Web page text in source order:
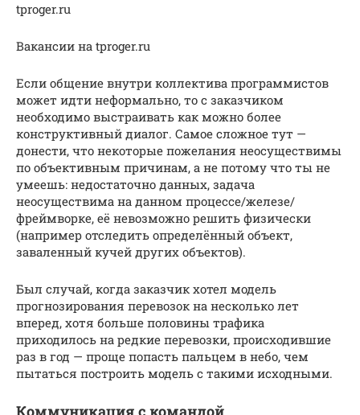
tproger.ru
Вакансии на tproger.ru
Если общение внутри коллектива программистов
может идти неформально, то с заказчиком
необходимо выстраивать как можно более
конструктивный диалог. Самое сложное тут —
донести, что некоторые пожелания неосуществимы
по объективным причинам, а не потому что ты не
умеешь: недостаточно данных, задача
неосуществима на данном процессе/железе/
фреймворке, её невозможно решить физически
(например отследить определённый объект,
заваленный кучей других объектов).
Был случай, когда заказчик хотел модель
прогнозирования перевозок на несколько лет
вперед, хотя больше половины трафика
приходилось на редкие перевозки, происходившие
раз в год — проще попасть пальцем в небо, чем
пытаться построить модель с такими исходными.
Коммуникация с командой